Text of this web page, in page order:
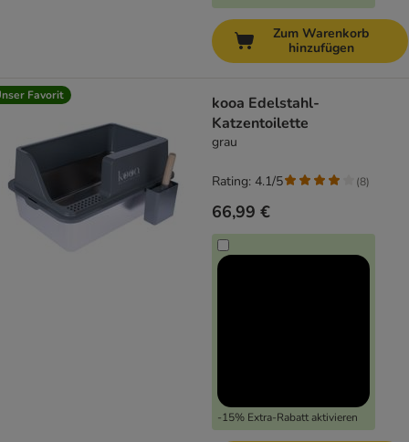
Zum Warenkorb
hinzufügen
Favorit
kooa Edelstahl-
Katzentoilette
grau
66,99 €
-15% Extra-Rabatt aktivieren
Rating: 4.1/5 (8)